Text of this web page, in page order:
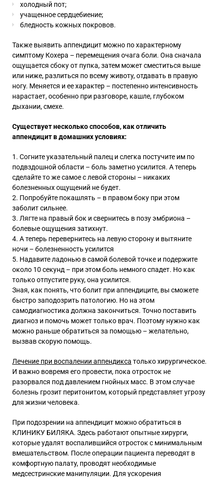
холодный пот;
учащенное сердцебиение;
бледность кожных покровов.
Также выявить аппендицит можно по характерному
симптому Кохера – перемещения очага боли. Она сначала
ощущается сбоку от пупка, затем может сместиться выше
или ниже, разлиться по всему животу, отдавать в правую
ногу. Меняется и ее характер – постепенно интенсивность
нарастает, особенно при разговоре, кашле, глубоком
дыхании, смехе.
Существует несколько способов, как отличить
аппендицит в домашних условиях:
Согните указательный палец и слегка постучите им по
подвздошной области – боль заметно усилится. А теперь
сделайте то же самое с левой стороны – никаких
болезненных ощущений не будет.
Попробуйте покашлять – в правом боку при этом
заболит сильнее.
Лягте на правый бок и свернитесь в позу эмбриона –
болевые ощущения затихнут.
А теперь перевернитесь на левую сторону и вытяните
ночи – болезненность усилится
Надавите ладонью в самой болевой точке и подержите
около 10 секунд – при этом боль немного спадет. Но как
только отпустите руку, она усилится.
Зная, как понять, что болит при аппендиците, вы сможете
быстро заподозрить патологию. Но на этом
самодиагностика должна закончиться. Точно поставить
диагноз и помочь может только врач. Поэтому нужно как
можно раньше обратиться за помощью – желательно,
вызвав скорую помощь.
Лечение при воспалении аппендикса только хирургическое.
И важно вовремя его провести, пока отросток не
разорвался под давлением гнойных масс. В этом случае
болезнь грозит перитонитом, который представляет угрозу
для жизни человека.
При подозрении на аппендицит можно обратиться в
КЛИНИКУ БИЛЯКА. Здесь работают опытные хирурги,
которые удалят воспалившийся отросток с минимальным
вмешательством. После операции пациента переводят в
комфортную палату, проводят необходимые
медсестринские манипуляции. Для ускорения